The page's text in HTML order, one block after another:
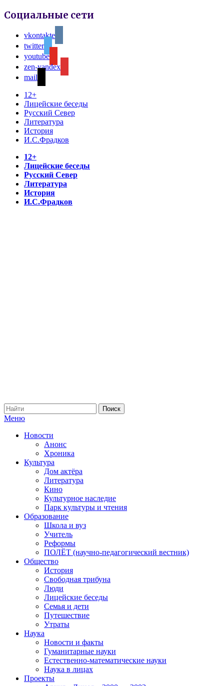
Социальные сети
vkontakte
twitter
youtube
zen-yandex
mail
12+
Лицейские беседы
Русский Север
Литература
История
И.С.Фрадков
12+
Лицейские беседы
Русский Север
Литература
История
И.С.Фрадков
Меню
Новости
Анонс
Хроника
Культура
Дом актёра
Литература
Кино
Культурное наследие
Парк культуры и чтения
Образование
Школа и вуз
Учитель
Реформы
ПОЛЁТ (научно-педагогический вестник)
Общество
История
Свободная трибуна
Люди
Лицейские беседы
Семья и дети
Путешествие
Утраты
Наука
Новости и факты
Гуманитарные науки
Естественно-математические науки
Наука в лицах
Проекты